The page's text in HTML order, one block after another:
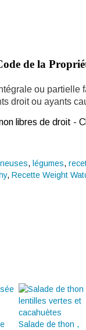
de la
ou partielle
droit ou ayants
libres de droit -
, légumes,
, Recette Weight
Salade de thon ,